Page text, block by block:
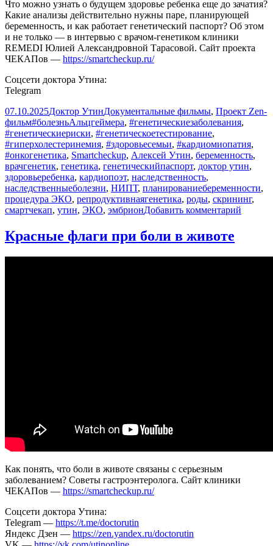
Что можно узнать о будущем здоровье ребенка еще до зачатия?
Какие анализы действительно нужны паре, планирующей
беременность, и как работает генетический паспорт? Об этом
и не только — в интервью с врачом-генетиком клиники
REMEDI Юлией Александровной Тарасовой. Сайт проекта
ЧЕКАПов — https://smartcheckup.ru/
Соцсети доктора Утина:
Telegram
Опубликовано
07.10.2025Автор
Доктор УтинРубрики
Документальные фильмы, Проект Zen-
фильмМетки
#болезньАльцгеймера, #генетическиезаболевания,
#генетическиериски, #генетическоетестирование,
#гиперхолестеринемия, #здоровьесемьи, #кардиомиопатия,
#онкогенетика, Smartcheckup, Алексей Утин, беременность,
врачгенетик, генетика, генетическийпаспорт, доктор утин,
здоровьеребенка, кардиопоэт, наследственность,
наследственныеболезни, НИПТ, планированиебеременности,
процедура ЭКО, репродуктивнаягенетика, роды, скрининг,
смартчекап, утин, ЭКО, эмбрионДобавить комментарий
Красные флаги при боли в животе
Как понять, что боли в животе связаны с серьезным
заболеванием? Советы гастроэнтеролога. Сайт клиники
ЧЕКАПов — https://smartcheckup.ru/
Соцсети доктора Утина:
Telegram — https://t.me/doctorutin
Яндекс Дзен — https://zen.yandex.ru/doctorutin